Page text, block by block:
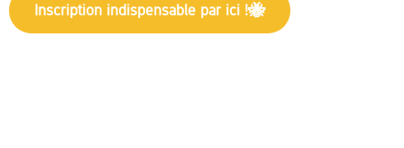
Inscription indispensable par ici !